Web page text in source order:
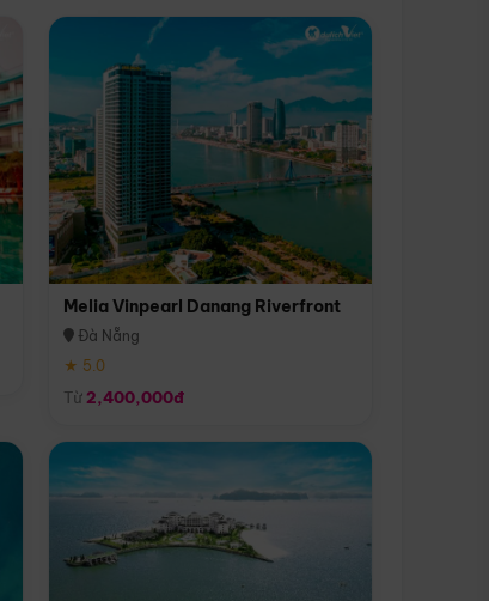
Melia Vinpearl Danang Riverfront
Đà Nẵng
★ 5.0
Từ 2,400,000đ